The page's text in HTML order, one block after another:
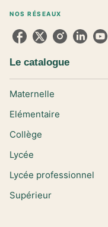
NOS RÉSEAUX
Le catalogue
Maternelle
Elémentaire
Collège
Lycée
Lycée professionnel
Supérieur